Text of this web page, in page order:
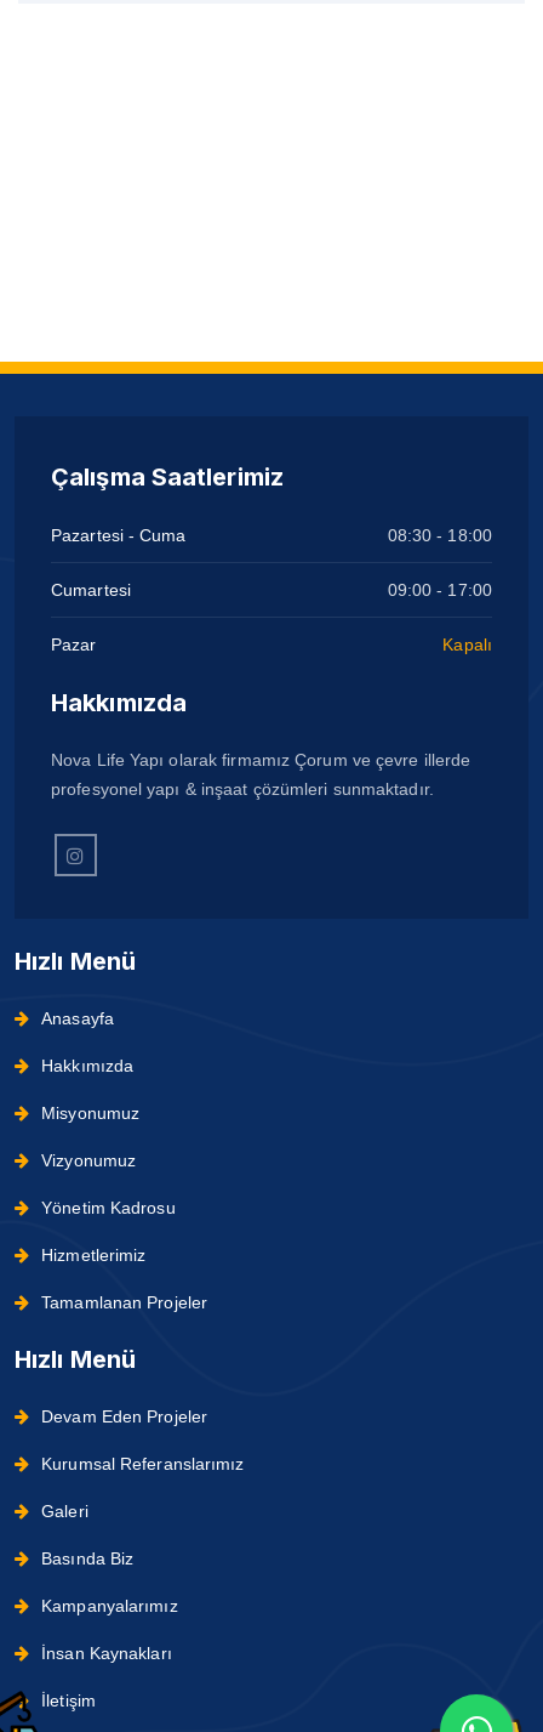
Çalışma Saatlerimiz
Pazartesi - Cuma 08:30 - 18:00
Cumartesi 09:00 - 17:00
Pazar Kapalı
Hakkımızda
Nova Life Yapı olarak firmamız Çorum ve çevre illerde
profesyonel yapı & inşaat çözümleri sunmaktadır.
Hızlı Menü
Anasayfa
Hakkımızda
Misyonumuz
Vizyonumuz
Yönetim Kadrosu
Hizmetlerimiz
Tamamlanan Projeler
Hızlı Menü
Devam Eden Projeler
Kurumsal Referanslarımız
Galeri
Basında Biz
Kampanyalarımız
İnsan Kaynakları
İletişim